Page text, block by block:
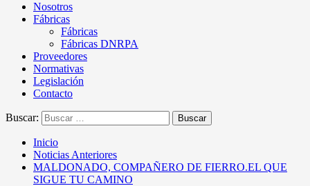
Nosotros
Fábricas
Fábricas
Fábricas DNRPA
Proveedores
Normativas
Legislación
Contacto
Buscar:
Inicio
Noticias Anteriores
MALDONADO, COMPAÑERO DE FIERRO.EL QUE
SIGUE TU CAMINO